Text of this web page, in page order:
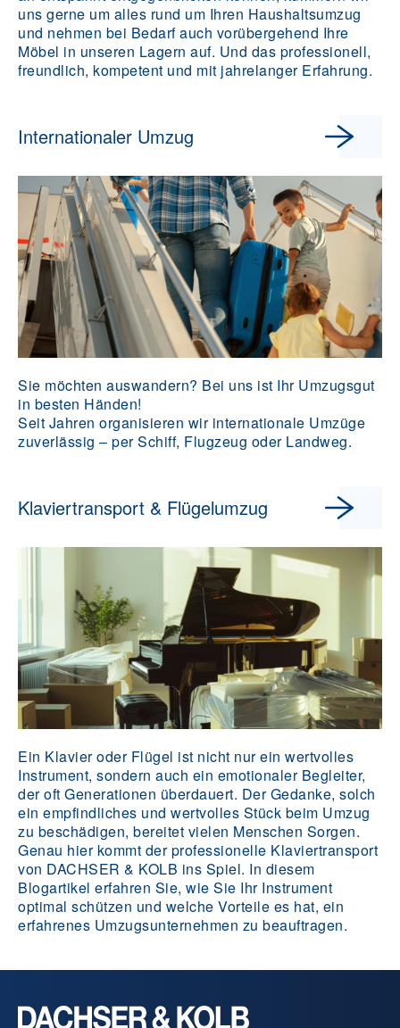
uns gerne um alles rund um Ihren Haushaltsumzug
und nehmen bei Bedarf auch vorübergehend Ihre
Möbel in unseren Lagern auf. Und das professionell,
freundlich, kompetent und mit jahrelanger Erfahrung.
Internationaler Umzug
Sie möchten auswandern? Bei uns ist Ihr Umzugsgut
in besten Händen!
Seit Jahren organisieren wir internationale Umzüge
zuverlässig – per Schiff, Flugzeug oder Landweg.
Klaviertransport & Flügelumzug
Ein Klavier oder Flügel ist nicht nur ein wertvolles
Instrument, sondern auch ein emotionaler Begleiter,
der oft Generationen überdauert. Der Gedanke, solch
ein empfindliches und wertvolles Stück beim Umzug
zu beschädigen, bereitet vielen Menschen Sorgen.
Genau hier kommt der professionelle Klaviertransport
von DACHSER & KOLB ins Spiel. In diesem
Blogartikel erfahren Sie, wie Sie Ihr Instrument
optimal schützen und welche Vorteile es hat, ein
erfahrenes Umzugsunternehmen zu beauftragen.